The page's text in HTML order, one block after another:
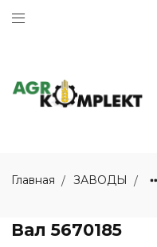
Главная ЗАВОДЫ
Вал 5670185